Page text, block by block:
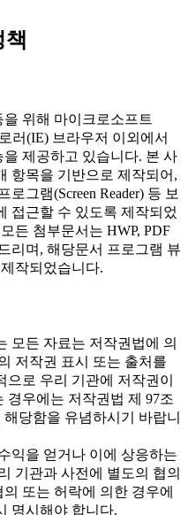
책
위해 마이크로소프트
러(IE) 브라우저 이외에서
제공하고 있습니다. 본 사
항목을 기반으로 제작되어,
그램(Screen Reader) 등 보
접근할 수 있도록 제작되었
든 첨부문서는 HWP, PDF
리며, 해당문서 프로그램 뷰
작되었습니다.
모든 자료는 저작권법에 의
저작권 표시 또는 출처를
로 우리 기관에 저작권이
경우에는 저작권법 제 97조
당함을 유념하시기 바랍니
익을 얻거나 이에 상응하는
기관과 사전에 별도의 협의
또는 허락에 의한 경우에
명시해야 합니다.